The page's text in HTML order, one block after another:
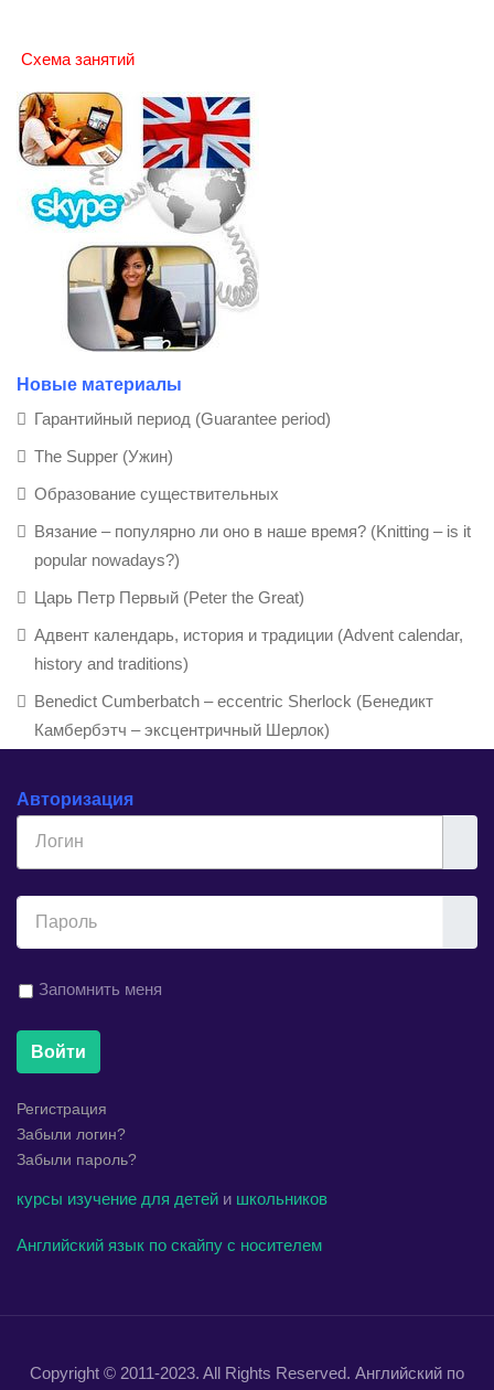
Схема занятий
Новые материалы
Гарантийный период (Guarantee period)
The Supper (Ужин)
Образование существительных
Вязание – популярно ли оно в наше время? (Knitting – is it
popular nowadays?)
Царь Петр Первый (Peter the Great)
Адвент календарь, история и традиции (Advent calendar,
history and traditions)
Benedict Cumberbatch – eccentric Sherlock (Бенедикт
Камбербэтч – эксцентричный Шерлок)
Авторизация
Запомнить меня
Войти
Регистрация
Забыли логин?
Забыли пароль?
курсы изучение для детей и школьников
Английский язык по скайпу с носителем
Copyright © 2011-2023. All Rights Reserved. Английский по